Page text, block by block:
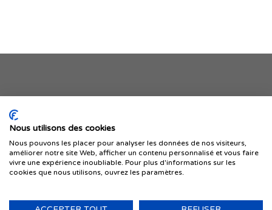
Je publie mon offre
Nous utilisons des cookies
Nous pouvons les placer pour analyser les données de nos visiteurs,
améliorer notre site Web, afficher un contenu personnalisé et vous faire
vivre une expérience inoubliable. Pour plus d'informations sur les
cookies que nous utilisons, ouvrez les paramètres.